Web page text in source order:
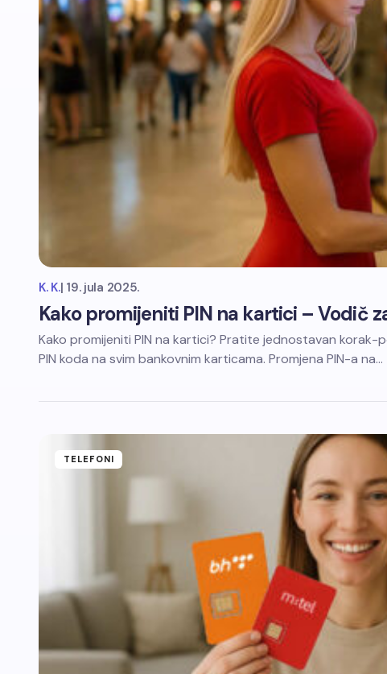
K. K.| 19. jula 2025.
Kako promijeniti PIN na kartici – Vodič
Kako promijeniti PIN na kartici? Pratite jednostavan korak-
PIN koda na svim bankovnim karticama. Promjena PIN-a na…
TELEFONI